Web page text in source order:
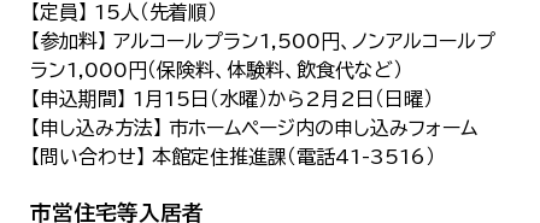
【定員】 15人（先着順）
【参加料】 アルコールプラン1,500円、ノンアルコールプ
ラン1,000円（保険料、体験料、飲食代など）
【申込期間】 1月15日（水曜）から2月2日（日曜）
【申し込み方法】 市ホームページ内の申し込みフォーム
【問い合わせ】 本館定住推進課（電話41-3516）
市営住宅等入居者